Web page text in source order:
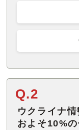
Q.2
ウクライナ
およそ10%